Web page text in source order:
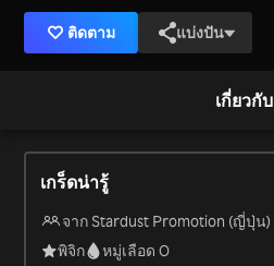
ติดตาม แบ่งปัน
เกี่ยวกับ
เกร็ดน่ารู้
จาก Stardust Promotion (ญี่ปุ่น)
พิจิก
หมู่เลือด O